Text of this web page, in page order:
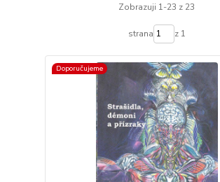
Zobrazuji 1-23 z 23
strana z 1
Doporučujeme